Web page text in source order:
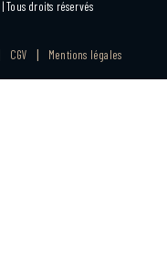
Tous droits réservés
CGV Mentions légales